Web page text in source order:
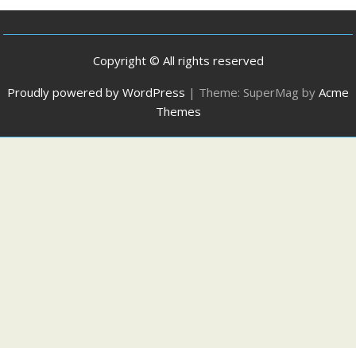
Copyright © All rights reserved
Proudly powered by WordPress | Theme: SuperMag by Acme
Themes